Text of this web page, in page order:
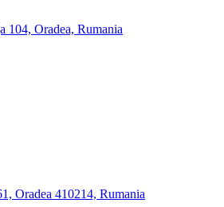
104, Oradea, Rumania
Oradea 410214, Rumania